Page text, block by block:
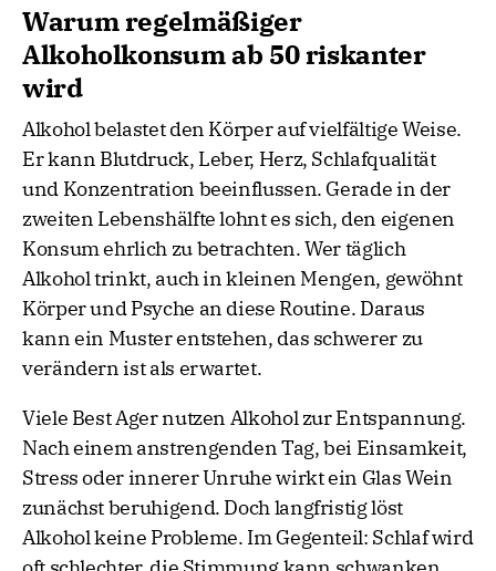
Warum regelmäßiger
Alkoholkonsum ab 50 riskanter
wird
Alkohol belastet den Körper auf vielfältige Weise.
Er kann Blutdruck, Leber, Herz, Schlafqualität
und Konzentration beeinflussen. Gerade in der
zweiten Lebenshälfte lohnt es sich, den eigenen
Konsum ehrlich zu betrachten. Wer täglich
Alkohol trinkt, auch in kleinen Mengen, gewöhnt
Körper und Psyche an diese Routine. Daraus
kann ein Muster entstehen, das schwerer zu
verändern ist als erwartet.
Viele Best Ager nutzen Alkohol zur Entspannung.
Nach einem anstrengenden Tag, bei Einsamkeit,
Stress oder innerer Unruhe wirkt ein Glas Wein
zunächst beruhigend. Doch langfristig löst
Alkohol keine Probleme. Im Gegenteil: Schlaf wird